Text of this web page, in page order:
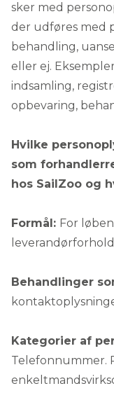
sker med
der udføres med
behandling,
eller ej.
indsamling,
opbevaring,
Hvilke
som
hos SailZoo og
Formål: For
Behandlinger
Kategorier af
Telefonnummer.